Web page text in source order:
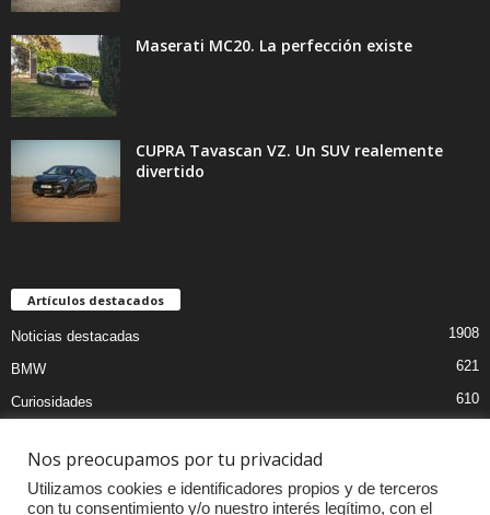
Maserati MC20. La perfección existe
CUPRA Tavascan VZ. Un SUV realemente
divertido
Artículos destacados
Noticias destacadas 1908
BMW 621
Curiosidades 610
Audi
MOTOS
Nos preocupamos por tu privacidad
Utilizamos cookies e identificadores propios y de terceros
con tu consentimiento y/o nuestro interés legítimo, con el